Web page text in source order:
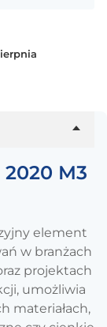
M3
element
w branżach
projektach
umożliwia
materiałach,